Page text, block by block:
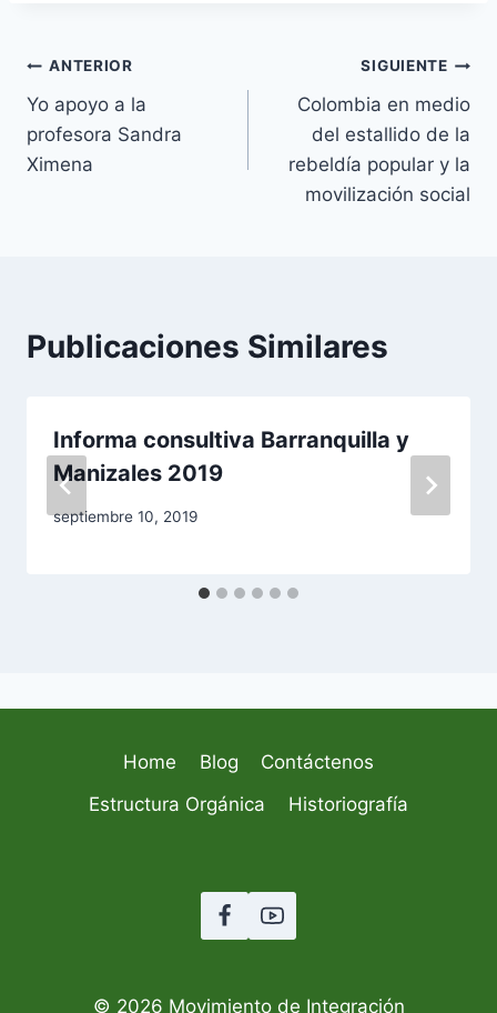
Navegación
de
entradas
ANTERIOR
Yo apoyo a la
profesora Sandra
Ximena
SIGUIENTE
Colombia en medio
del estallido de la
rebeldía popular y la
movilización social
Publicaciones Similares
Informa consultiva Barranquilla y
Manizales 2019
septiembre 10, 2019
Home Blog
Contáctenos
Estructura Orgánica
Historiografía
© 2026 Movimiento de Integración